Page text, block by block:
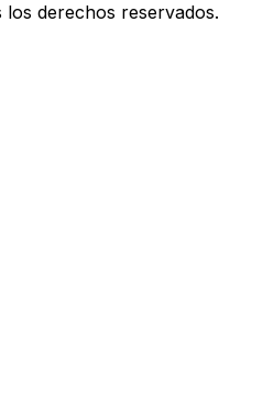
los derechos reservados.